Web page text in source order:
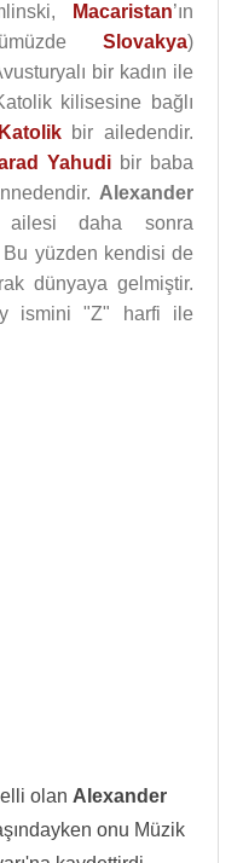
Macaristan’ın
Slovakya)
bir kadın ile
kilisesine bağlı
Katolikbir ailedendir.
Yahudi bir baba
Alexander
daha sonra
Bu yüzden kendisi de
dünyaya gelmiştir.
ismini "Z" harfi ile
olan Alexander
onu Müzik